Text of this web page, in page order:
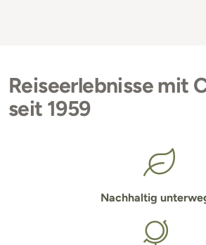
Reiseerlebnisse mit
seit 1959
Nachhaltig